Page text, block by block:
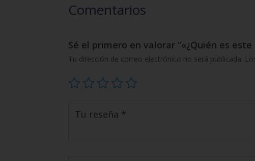
Comentarios
Sé el primero en valorar “«¿Quién es este
Tu dirección de correo electrónico no será publicada.